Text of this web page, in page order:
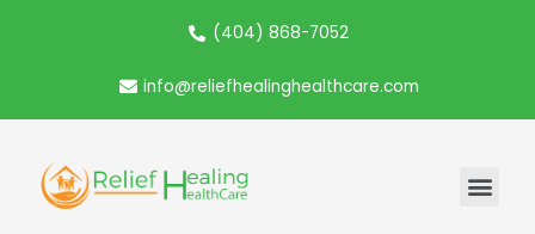
(404) 868-7052
info@reliefhealinghealthcare.com